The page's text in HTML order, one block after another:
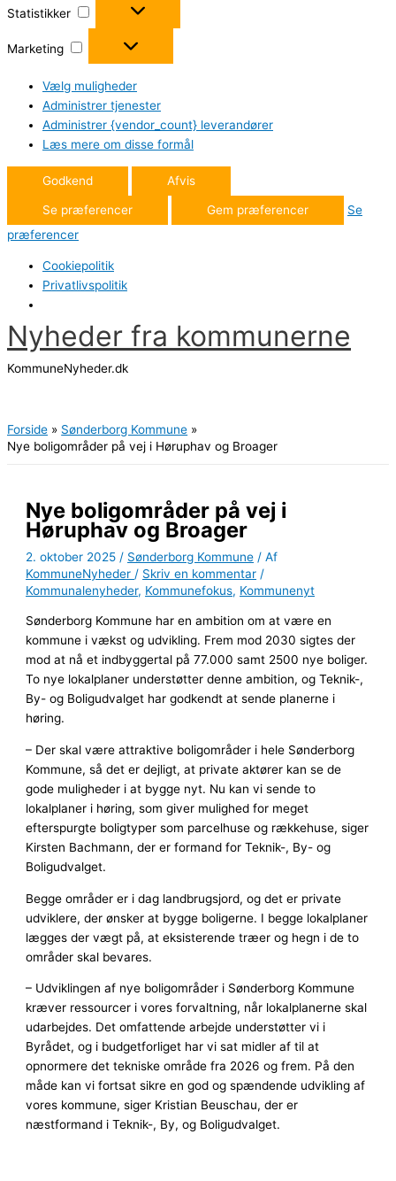
Statistikker
Marketing
Vælg muligheder
Administrer tjenester
Administrer {vendor_count} leverandører
Læs mere om disse formål
Godkend Afvis
Se præferencer Gem præferencer
Se
præferencer
Cookiepolitik
Privatlivspolitik
Gå
til
indholdet
Nyheder fra kommunerne
KommuneNyheder.dk
Forside
Sønderborg Kommune
Nye boligområder på vej i Høruphav og Broager
Nye boligområder på vej i
Høruphav og Broager
2. oktober 2025 / Sønderborg Kommune / Af
KommuneNyheder / Skriv en kommentar /
Kommunalenyheder, Kommunefokus, Kommunenyt
Sønderborg Kommune har en ambition om at være en
kommune i vækst og udvikling. Frem mod 2030 sigtes der
mod at nå et indbyggertal på 77.000 samt 2500 nye boliger.
To nye lokalplaner understøtter denne ambition, og Teknik-,
By- og Boligudvalget har godkendt at sende planerne i
høring.
– Der skal være attraktive boligområder i hele Sønderborg
Kommune, så det er dejligt, at private aktører kan se de
gode muligheder i at bygge nyt. Nu kan vi sende to
lokalplaner i høring, som giver mulighed for meget
efterspurgte boligtyper som parcelhuse og rækkehuse, siger
Kirsten Bachmann, der er formand for Teknik-, By- og
Boligudvalget.
Begge områder er i dag landbrugsjord, og det er private
udviklere, der ønsker at bygge boligerne. I begge lokalplaner
lægges der vægt på, at eksisterende træer og hegn i de to
områder skal bevares.
– Udviklingen af nye boligområder i Sønderborg Kommune
kræver ressourcer i vores forvaltning, når lokalplanerne skal
udarbejdes. Det omfattende arbejde understøtter vi i
Byrådet, og i budgetforliget har vi sat midler af til at
opnormere det tekniske område fra 2026 og frem. På den
måde kan vi fortsat sikre en god og spændende udvikling af
vores kommune, siger Kristian Beuschau, der er
næstformand i Teknik-, By, og Boligudvalget.